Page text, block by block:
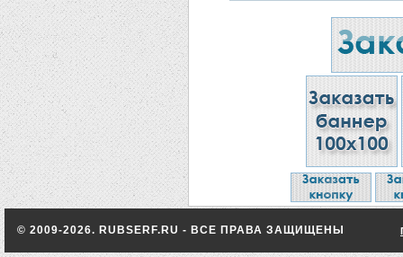
© 2009-2026. RUBSERF.RU - ВСЕ ПРАВА ЗАЩИЩЕНЫ